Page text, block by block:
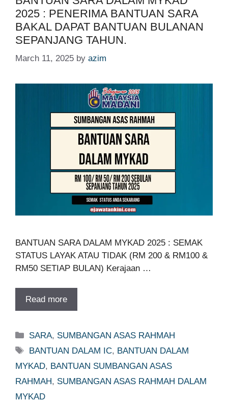
2025 : PENERIMA BANTUAN SARA
BAKAL DAPAT BANTUAN BULANAN
SEPANJANG TAHUN.
March 11, 2025 by azim
BANTUAN SARA DALAM MYKAD 2025 : SEMAK
STATUS LAYAK ATAU TIDAK (RM 200 & RM100 &
RM50 SETIAP BULAN) Kerajaan …
Read more
Categories
SARA, SUMBANGAN ASAS RAHMAH
Tags
BANTUAN DALAM IC, BANTUAN DALAM
MYKAD, BANTUAN SUMBANGAN ASAS
RAHMAH, SUMBANGAN ASAS RAHMAH DALAM
MYKAD